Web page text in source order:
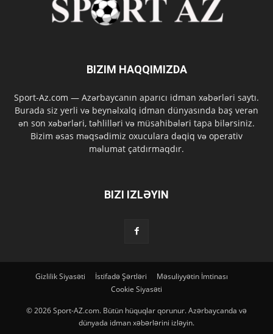
BIZIM HAQQIMIZDA
Sport-Az.com — Azərbaycanın aparıcı idman xəbərləri saytı.
Burada siz yerli və beynəlxalq idman dünyasında baş verən
ən son xəbərləri, təhlilləri və müsahibələri tapa bilərsiniz.
Bizim əsas məqsədimiz oxuculara dəqiq və operativ
məlumat çatdırmaqdır.
BIZI IZLƏYIN
Gizlilik Siyasəti İstifadə Şərtləri
Məsuliyyətin İmtinası
Cookie Siyasəti
© 2026 Sport-AZ.com. Bütün hüquqlar qorunur. Azərbaycanda və
dünyada idman xəbərlərini izləyin.